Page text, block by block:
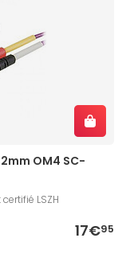
OM4 SC-
LSZH
17€95